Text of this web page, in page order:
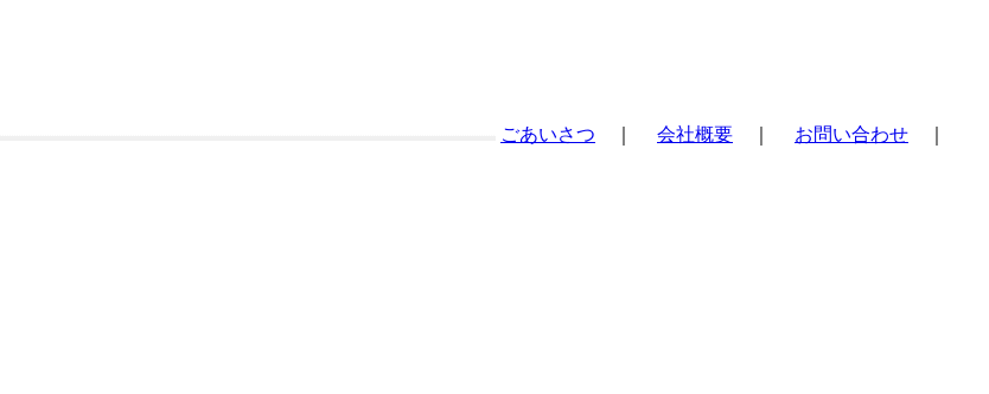
ごあいさつ 会社概要 お問い合わせ